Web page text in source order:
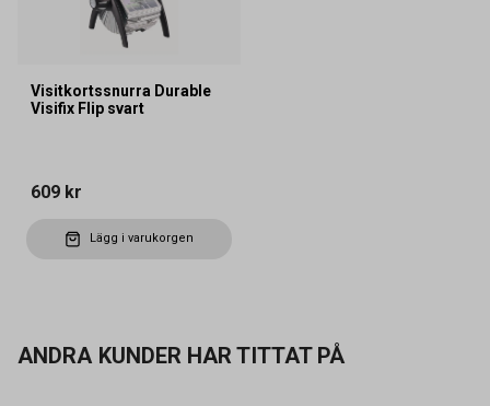
Visitkortssnurra Durable
Visifix Flip svart
609 kr
Lägg i varukorgen
ANDRA KUNDER HAR TITTAT PÅ